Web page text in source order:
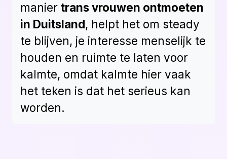
manier trans vrouwen ontmoeten
in Duitsland, helpt het om steady
te blijven, je interesse menselijk te
houden en ruimte te laten voor
kalmte, omdat kalmte hier vaak
het teken is dat het serieus kan
worden.